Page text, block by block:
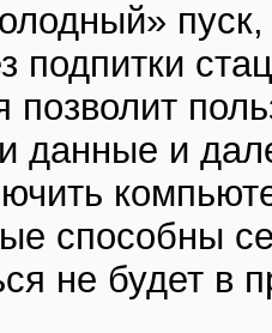
подпитки
данные и
способны
не будет в